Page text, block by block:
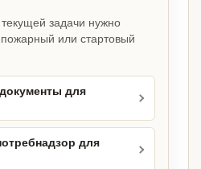
задачи нужно
или стартовый
для
для